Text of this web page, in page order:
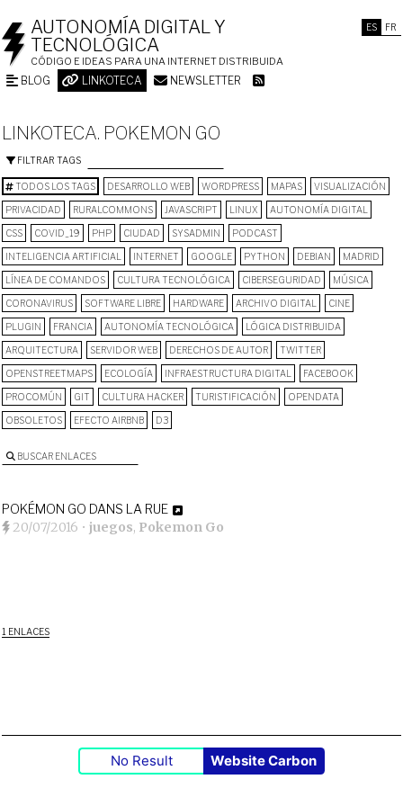
ES FR
AUTONOMÍA DIGITAL Y
TECNOLÓGICA
CÓDIGO E IDEAS PARA UNA INTERNET DISTRIBUIDA
BLOG LINKOTECA NEWSLETTER
LINKOTECA. POKEMON GO
FILTRAR TAGS
TODOS LOS TAGS DESARROLLO WEB WORDPRESS MAPAS VISUALIZACIÓN
PRIVACIDAD RURALCOMMONS JAVASCRIPT LINUX AUTONOMÍA DIGITAL
CSS COVID_19 PHP CIUDAD SYSADMIN PODCAST
INTELIGENCIA ARTIFICIAL INTERNET GOOGLE PYTHON DEBIAN MADRID
LÍNEA DE COMANDOS CULTURA TECNOLÓGICA CIBERSEGURIDAD MÚSICA
CORONAVIRUS SOFTWARE LIBRE HARDWARE ARCHIVO DIGITAL CINE
PLUGIN FRANCIA AUTONOMÍA TECNOLÓGICA LÓGICA DISTRIBUIDA
ARQUITECTURA SERVIDOR WEB DERECHOS DE AUTOR TWITTER
OPENSTREETMAPS ECOLOGÍA INFRAESTRUCTURA DIGITAL FACEBOOK
PROCOMÚN GIT CULTURA HACKER TURISTIFICACIÓN OPENDATA
OBSOLETOS EFECTO AIRBNB D3
BUSCAR ENLACES
POKÉMON GO DANS LA RUE
20/07/2016 •juegos, Pokemon Go
1 ENLACES
No Result Website Carbon